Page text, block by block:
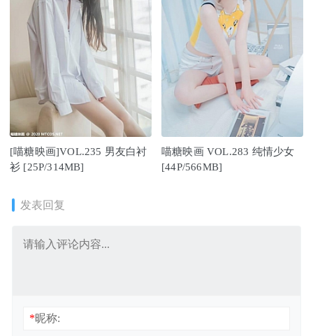
[喵糖映画]VOL.235 男友白衬
衫 [25P/314MB]
喵糖映画 VOL.283 纯情少女
[44P/566MB]
发表回复
*昵称: